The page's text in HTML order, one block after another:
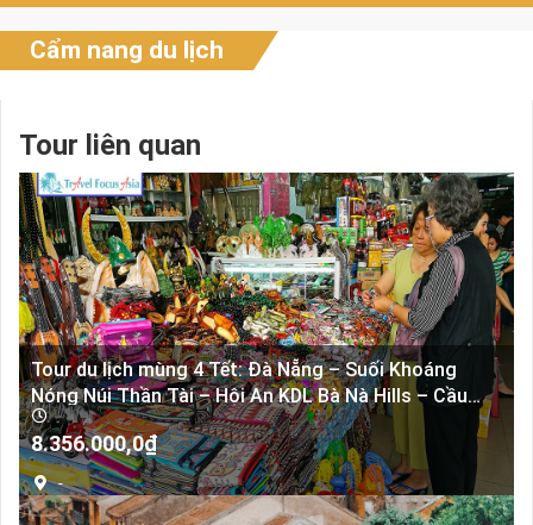
Cẩm nang du lịch
Tour liên quan
Tour du lịch mùng 4 Tết: Đà Nẵng – Suối Khoáng
Nóng Núi Thần Tài – Hội An KDL Bà Nà Hills – Cầu
Vàng (Bay VN, Sáng)
8.356.000,0₫
-